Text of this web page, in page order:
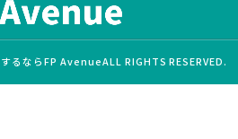
るならFP AvenueALL RIGHTS RESERVED.